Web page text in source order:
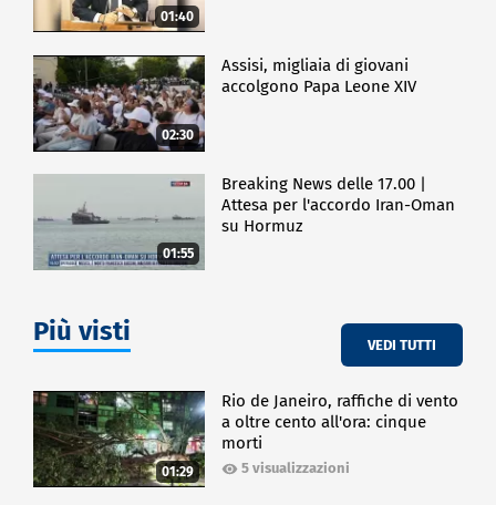
01:40
02:30
Assisi, migliaia di giovani
accolgono Papa Leone XIV
01:55
Breaking News delle 17.00 |
Attesa per l'accordo Iran-Oman
su Hormuz
Più visti VEDI TUTTI
01:29
Rio de Janeiro, raffiche di vento
a oltre cento all'ora: cinque
morti
5 visualizzazioni